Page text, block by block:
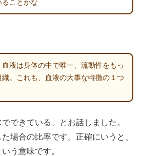
ことかな
血液は身体の中で唯一、流動性をもっ
織。これも、血液の大事な特徴の１つ
できている、とお話しました。
場合の比率です。正確にいうと、
う意味です。